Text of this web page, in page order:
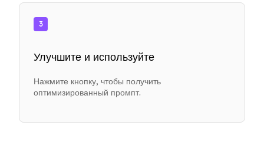
3
Улучшите и используйте
Нажмите кнопку, чтобы получить
оптимизированный промпт.